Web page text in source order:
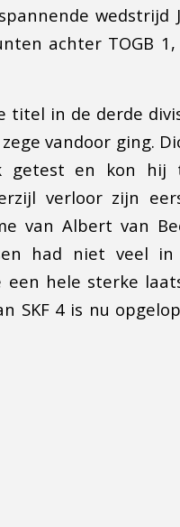
wedstrijd
achter TOGB 1,
titel in de derde
vandoor ging.
getest en kon hij
verloor zijn
van Albert van
had niet veel
een hele sterke
SKF 4 is nu